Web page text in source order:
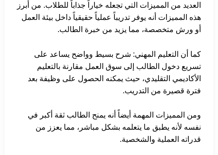
العديد من المميزات التي تجعله خياراً جذاباً للطلاب. من أبرز
هذه المميزات أنه يوفر تدريباً عملياً حقيقياً داخل بيئة العمل
أو ورش متخصصة، مما يزيد من خبرة الطالب.
كما أن التعليم المهني: شرح بسيط وواضح يساعد على
تسريع دخول الطالب إلى سوق العمل مقارنة بالتعليم
الأكاديمي التقليدي، حيث يمكنه الحصول على وظيفة بعد
فترة قصيرة من التدريب.
ومن المميزات المهمة أيضاً أنه يمنح الطالب ثقة أكبر في
نفسه لأنه يطبق ما يتعلمه بشكل مباشر، مما يعزز من
قدراته العملية والشخصية.